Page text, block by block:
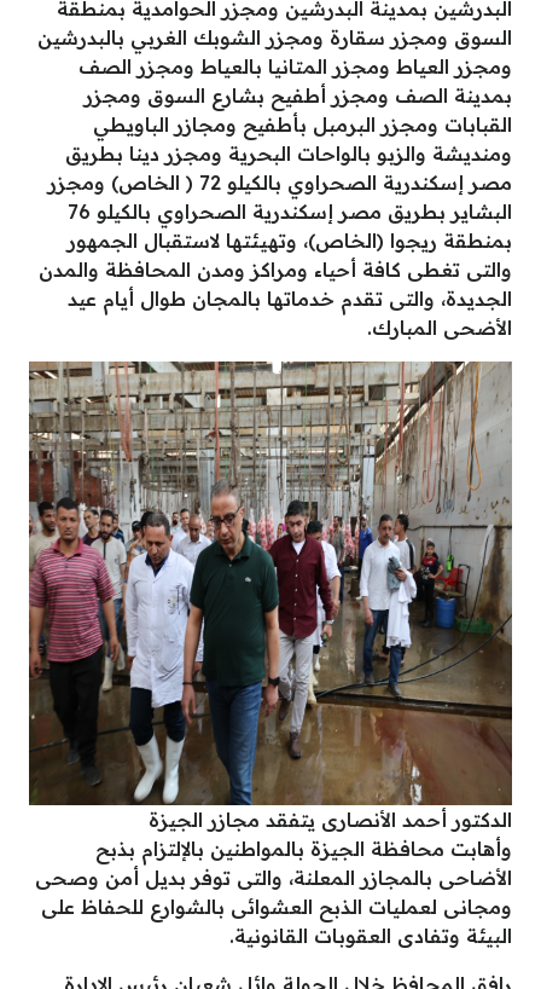
البدرشين بمدينة البدرشين ومجزر الحوامدية بمنطقة
السوق ومجزر سقارة ومجزر الشوبك الغربي بالبدرشين
ومجزر العياط ومجزر المتانيا بالعياط ومجزر الصف
بمدينة الصف ومجزر أطفيح بشارع السوق ومجزر
القبابات ومجزر البرمبل بأطفيح ومجازر الباويطي
ومنديشة والزبو بالواحات البحرية ومجزر دينا بطريق
مصر إسكندرية الصحراوي بالكيلو 72 ( الخاص) ومجزر
البشاير بطريق مصر إسكندرية الصحراوي بالكيلو 76
بمنطقة ريجوا (الخاص)، وتهيئتها لاستقبال الجمهور
والتى تغطى كافة أحياء ومراكز ومدن المحافظة والمدن
الجديدة، والتى تقدم خدماتها بالمجان طوال أيام عيد
الأضحى المبارك.
الدكتور أحمد الأنصارى يتفقد مجازر الجيزة
وأهابت محافظة الجيزة بالمواطنين بالإلتزام بذبح
الأضاحى بالمجازر المعلنة، والتى توفر بديل أمن وصحى
ومجانى لعمليات الذبح العشوائى بالشوارع للحفاظ على
البيئة وتفادى العقوبات القانونية.